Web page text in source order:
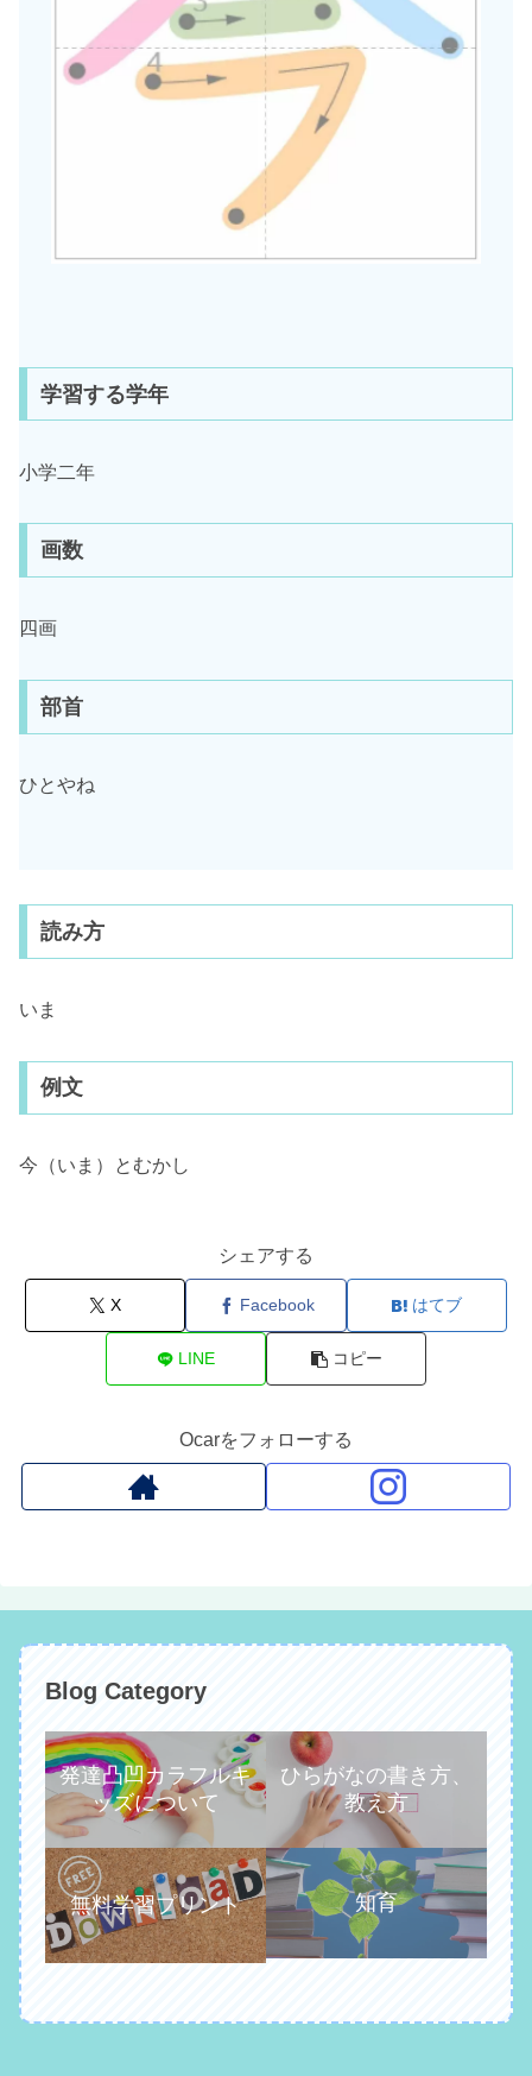
学習する学年
小学二年
画数
四画
部首
ひとやね
読み方
いま
例文
今（いま）とむかし
シェアする
X Facebook はてブ
LINE コピー
Ocarをフォローする
Blog Category
発達凸凹カラフルキ
ッズについて
ひらがなの書き方、
教え方
無料学習プリント 知育